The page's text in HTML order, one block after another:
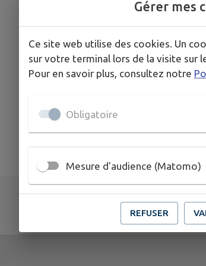
Gérer mes
Ce site web utilise des cookies. Un
sur votre terminal lors de la visite sur
Pour en savoir plus, consultez notre
Obligatoire
Mesure d'audience (Matomo)
REFUSER